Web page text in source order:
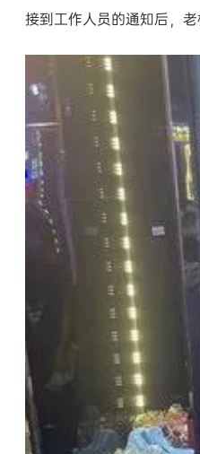
接到工作人员的通知后，